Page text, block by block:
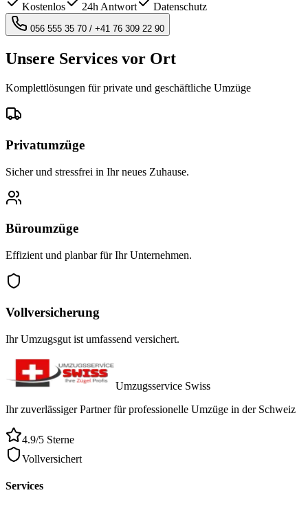
Kostenlos 24h Antwort Datenschutz
056 555 35 70 / +41 76 309 22 90
Unsere Services vor Ort
Komplettlösungen für private und geschäftliche Umzüge
Privatumzüge
Sicher und stressfrei in Ihr neues Zuhause.
Büroumzüge
Effizient und planbar für Ihr Unternehmen.
Vollversicherung
Ihr Umzugsgut ist umfassend versichert.
Umzugsservice Swiss
Ihr zuverlässiger Partner für professionelle Umzüge in der Schweiz
4.9/5 Sterne
Vollversichert
Services